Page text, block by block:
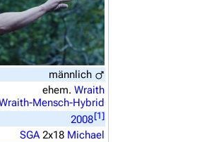
Z
Artikel
männlich
ehem. Wraith
Mensch-Hybrid
2008[1]
SGA 2x18 Michael